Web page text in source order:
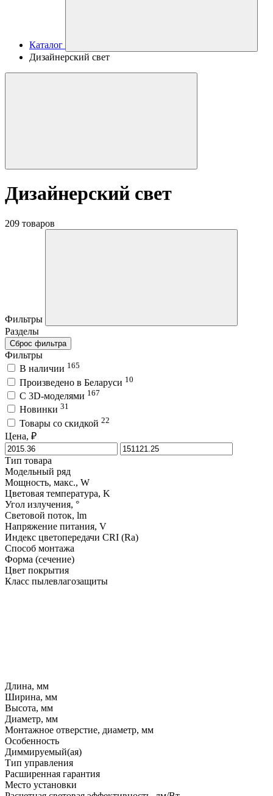
Каталог
Дизайнерский свет
Дизайнерский свет
209 товаров
Фильтры
Разделы
Сброс фильтра
Фильтры
В наличии 165
Произведено в Беларуси 10
C 3D-моделями 167
Новинки 31
Товары со скидкой 22
Цена, ₽
Тип товара
Модельный ряд
Мощность, макс., W
Цветовая температура, K
Угол излучения, °
Световой поток, lm
Напряжение питания, V
Индекс цветопередачи CRI (Ra)
Способ монтажа
Форма (сечение)
Цвет покрытия
Класс пылевлагозащиты
Длина, мм
Ширина, мм
Высота, мм
Диаметр, мм
Монтажное отверстие, диаметр, мм
Особенность
Диммируемый(ая)
Тип управления
Расширенная гарантия
Место установки